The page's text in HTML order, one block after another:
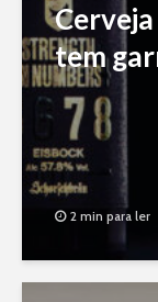
tem
2 min para ler